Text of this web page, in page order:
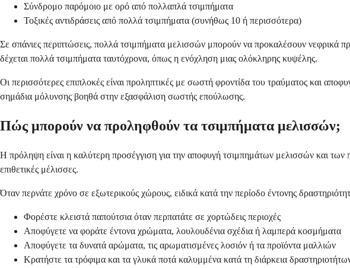
Σύνδρομο παρόμοιο με ορό από πολλαπλά τσιμπήματα
Τοξικές αντιδράσεις από πολλά τσιμπήματα (συνήθως 10 ή περισσότερα)
Σε σπάνιες περιπτώσεις, πολλά τσιμπήματα μελισσών μπορούν να προκαλέσουν νεφρικά
δέχεται πολλά τσιμπήματα ταυτόχρονα, όπως η ενόχληση μιας ολόκληρης κυψέλης.
Οι περισσότερες επιπλοκές είναι προληπτικές με σωστή φροντίδα του τραύματος και
σημάδια μόλυνσης βοηθά στην εξασφάλιση σωστής επούλωσης.
Πώς μπορούν να προληφθούν τα τσιμπήματα μελισσών;
Η πρόληψη είναι η καλύτερη προσέγγιση για την αποφυγή τσιμπημάτων μελισσών και
επιθετικές μέλισσες.
Όταν περνάτε χρόνο σε εξωτερικούς χώρους, ειδικά κατά την περίοδο έντονης
Φορέστε κλειστά παπούτσια όταν περπατάτε σε χορτώδεις περιοχές
Αποφύγετε να φοράτε έντονα χρώματα, λουλουδένια σχέδια ή λαμπερά κοσμήματα
Αποφύγετε τα δυνατά αρώματα, τις αρωματισμένες λοσιόν ή τα προϊόντα μαλλιών
Κρατήστε τα τρόφιμα και τα γλυκά ποτά καλυμμένα κατά τη διάρκεια